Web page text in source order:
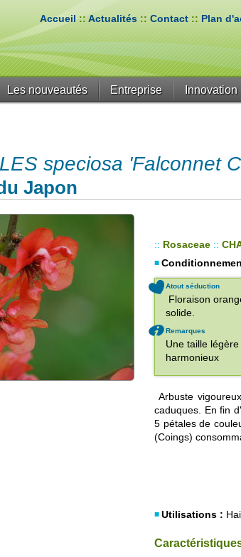
Accueil::Actualités :: Contact :: Plan
Les nouveautés Entreprise Innovation
speciosa 'Falconnet
Japon
:: Rosaceae ::
Atout séduction
Floraison
solide.
Remarques
Une taille
harmonieux
Arbuste
caduques. En fin
5 pétales de
(Coings)
Utilisations :